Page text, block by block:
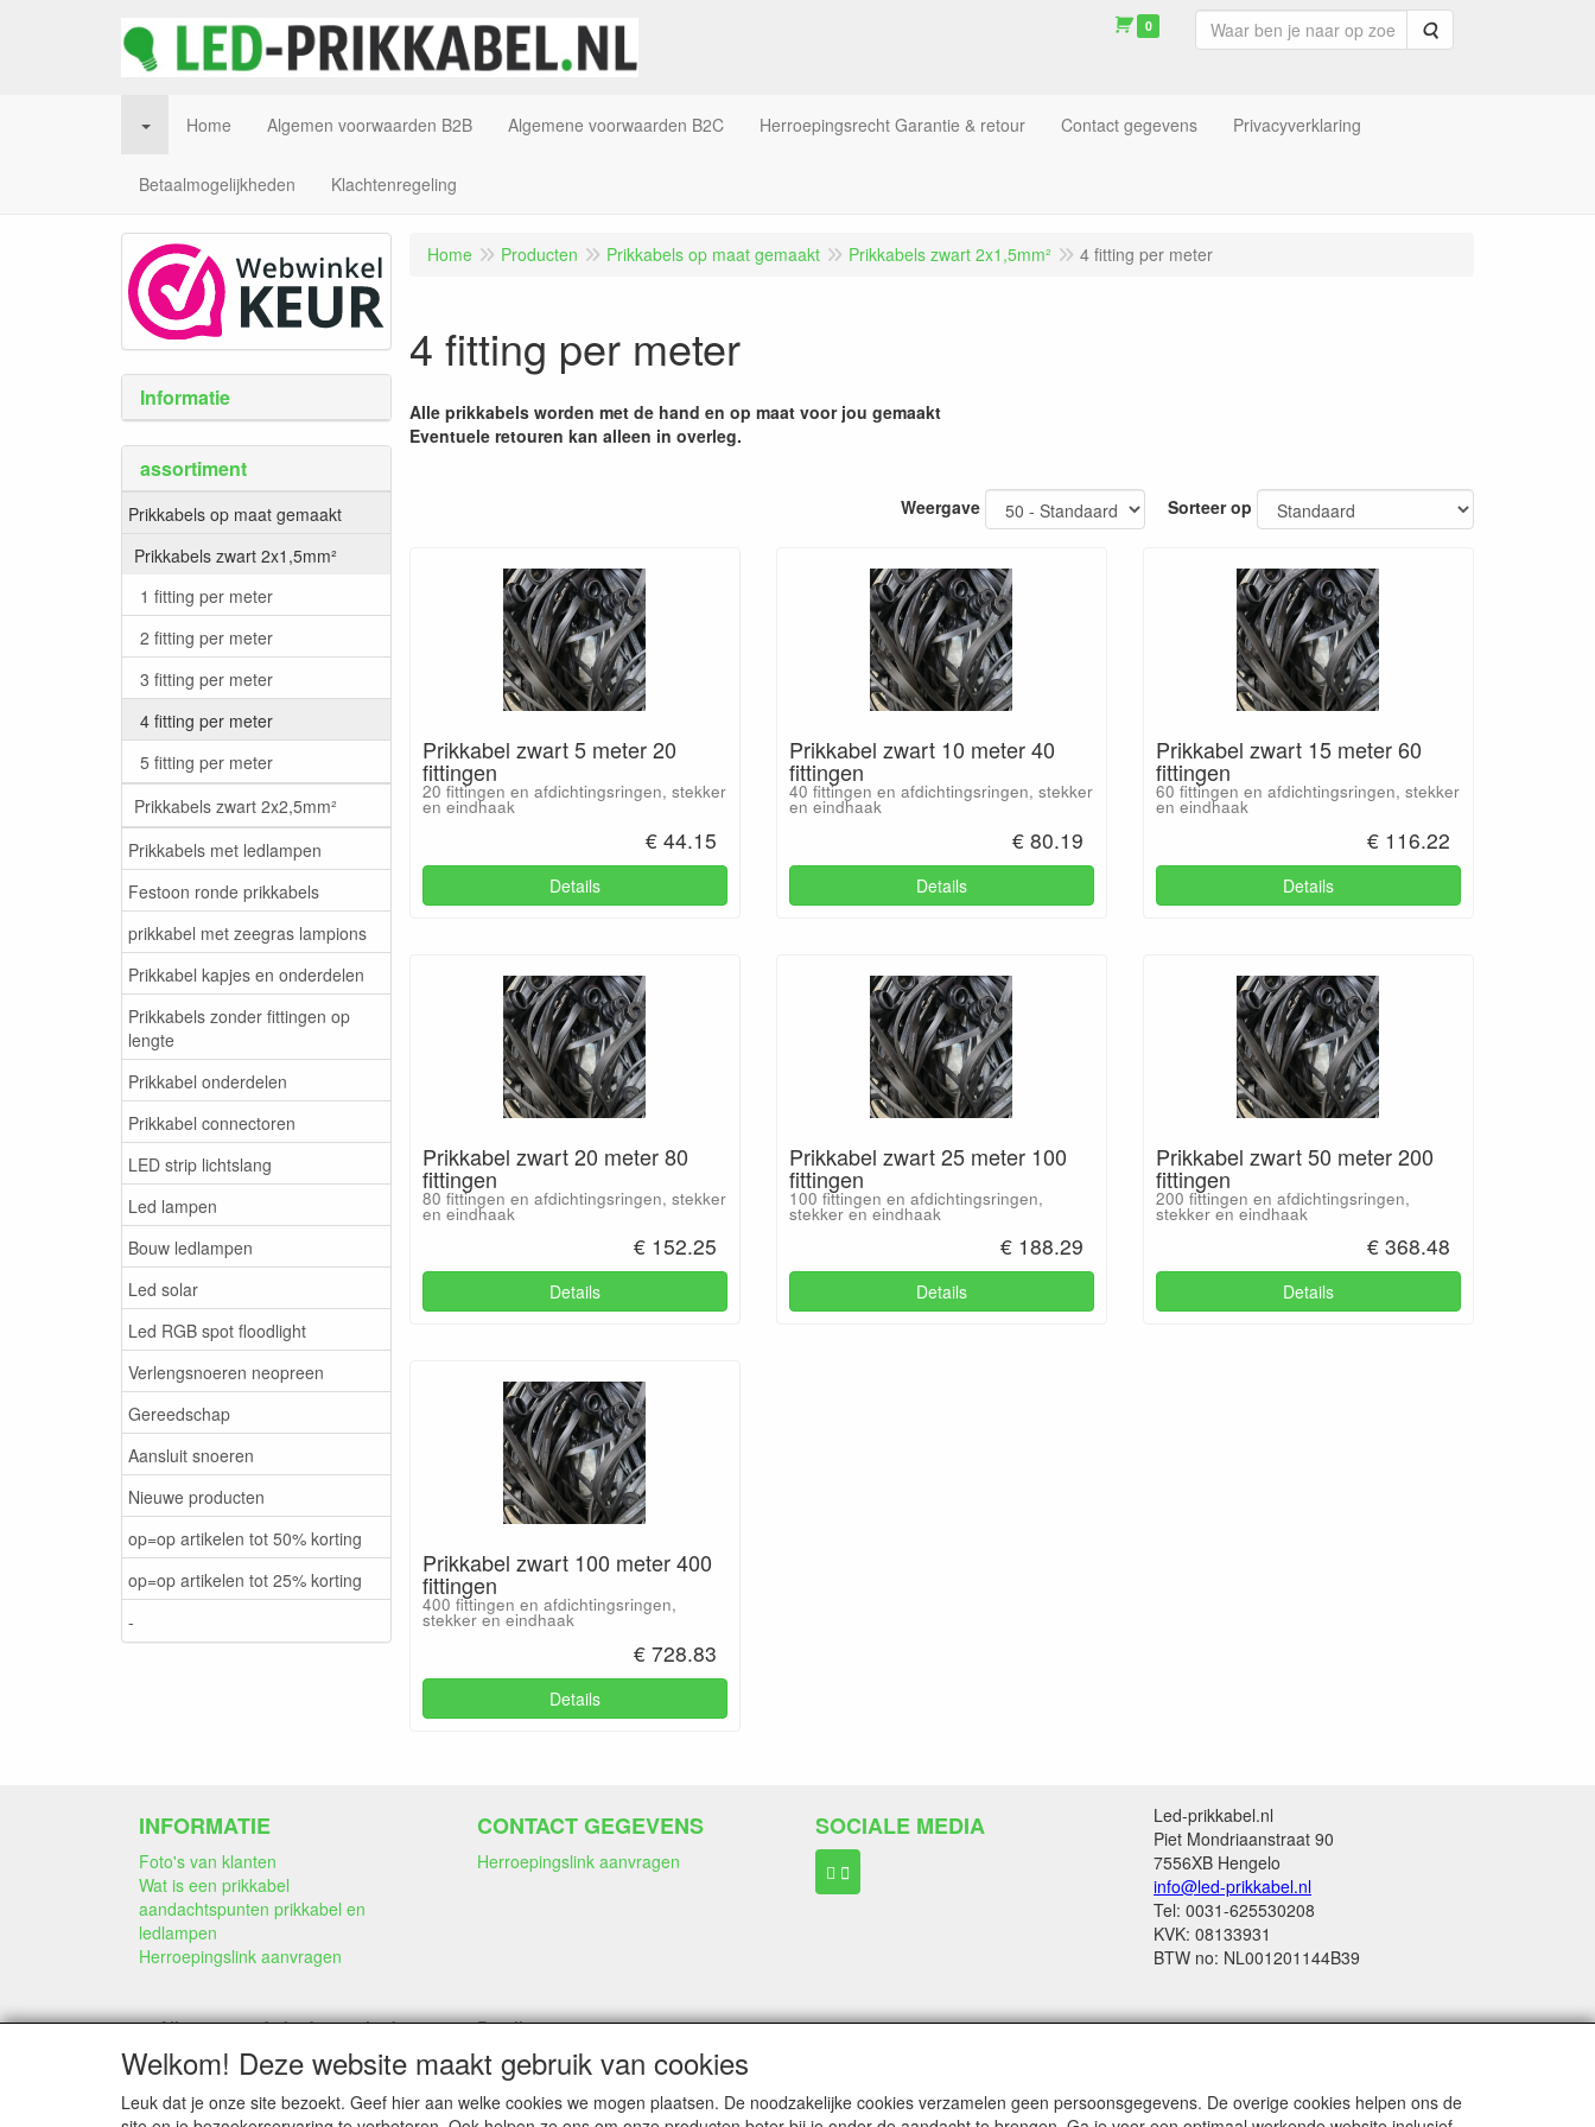
0 Zoeken
Home Algemen voorwaarden B2B Algemene voorwaarden B2C Herroepingsrecht Garantie & retour Contact gegevens Privacyverklaring
Betaalmogelijkheden Klachtenregeling
Informatie
assortiment
Prikkabels op maat gemaakt
Prikkabels zwart 2x1,5mm²
1 fitting per meter
2 fitting per meter
3 fitting per meter
4 fitting per meter
5 fitting per meter
Prikkabels zwart 2x2,5mm²
Prikkabels met ledlampen
Festoon ronde prikkabels
prikkabel met zeegras lampions
Prikkabel kapjes en onderdelen
Prikkabels zonder fittingen op
lengte
Prikkabel onderdelen
Prikkabel connectoren
LED strip lichtslang
Led lampen
Bouw ledlampen
Led solar
Led RGB spot floodlight
Verlengsnoeren neopreen
Gereedschap
Aansluit snoeren
Nieuwe producten
op=op artikelen tot 50% korting
op=op artikelen tot 25% korting
-
Home Producten Prikkabels op maat gemaakt Prikkabels zwart 2x1,5mm² 4 fitting per meter
4 fitting per meter
Alle prikkabels worden met de hand en op maat voor jou gemaakt
Eventuele retouren kan alleen in overleg.
Weergave Sorteer op
Prikkabel zwart 5 meter 20
fittingen
20 fittingen en afdichtingsringen, stekker
en eindhaak
€ 44.15
Details
Prikkabel zwart 10 meter 40
fittingen
40 fittingen en afdichtingsringen, stekker
en eindhaak
€ 80.19
Details
Prikkabel zwart 15 meter 60
fittingen
60 fittingen en afdichtingsringen, stekker
en eindhaak
€ 116.22
Details
Prikkabel zwart 20 meter 80
fittingen
80 fittingen en afdichtingsringen, stekker
en eindhaak
€ 152.25
Details
Prikkabel zwart 25 meter 100
fittingen
100 fittingen en afdichtingsringen,
stekker en eindhaak
€ 188.29
Details
Prikkabel zwart 50 meter 200
fittingen
200 fittingen en afdichtingsringen,
stekker en eindhaak
€ 368.48
Details
Prikkabel zwart 100 meter 400
fittingen
400 fittingen en afdichtingsringen,
stekker en eindhaak
€ 728.83
Details
INFORMATIE
Foto's van klanten
Wat is een prikkabel
aandachtspunten prikkabel en
ledlampen
Herroepingslink aanvragen
CONTACT GEGEVENS
Herroepingslink aanvragen
SOCIALE MEDIA
Led-prikkabel.nl
Piet Mondriaanstraat 90
7556XB Hengelo
info@led-prikkabel.nl
Tel: 0031-625530208
KVK: 08133931
BTW no: NL001201144B39
Alle genoemde bedragen in deze
webwinkel
zijn inclusief 21% BTW
Betalingen:
Wero Ideal
Paypal
Bancontact (belgië)
Welkom! Deze website maakt gebruik van cookies
Leuk dat je onze site bezoekt. Geef hier aan welke cookies we mogen plaatsen. De noodzakelijke cookies verzamelen geen persoonsgegevens. De overige cookies helpen ons de